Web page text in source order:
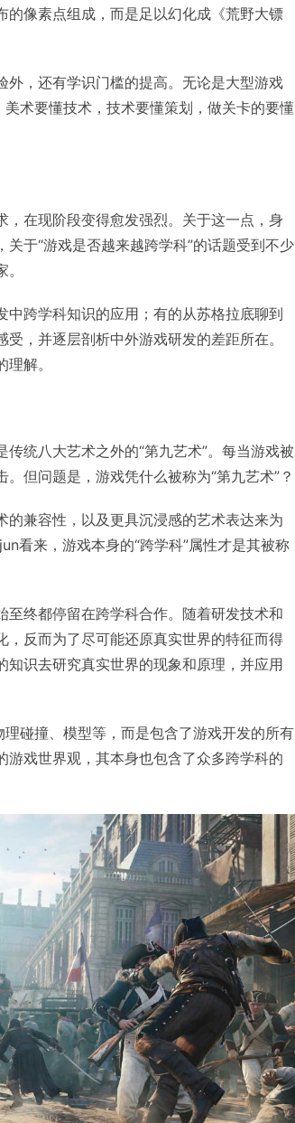
像素点组成，而是足以幻化成《荒野大镖
，还有学识门槛的提高。无论是大型游戏
术要懂技术，技术要懂策划，做关卡的要懂
在现阶段变得愈发强烈。关于这一点，身
于“游戏是否越来越跨学科”的话题受到不少
跨学科知识的应用；有的从苏格拉底聊到
，并逐层剖析中外游戏研发的差距所在。
解。
统八大艺术之外的“第九艺术”。每当游戏被
但问题是，游戏凭什么被称为“第九艺术”？
兼容性，以及更具沉浸感的艺术表达来为
看来，游戏本身的“跨学科”属性才是其被称
终都停留在跨学科合作。随着研发技术和
反而为了尽可能还原真实世界的特征而得
识去研究真实世界的现象和原理，并应用
碰撞、模型等，而是包含了游戏开发的所有
戏世界观，其本身也包含了众多跨学科的